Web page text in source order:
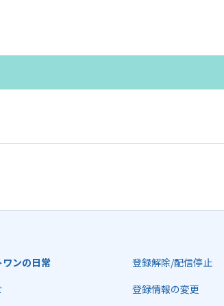
ワンの日常
登録解除/配信停止
登録情報の変更